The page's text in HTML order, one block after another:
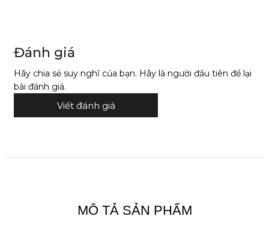
Đánh giá
Hãy chia sẻ suy nghĩ của bạn. Hãy là người đầu tiên để lại
bài đánh giá.
Viết đánh giá
MÔ TẢ SẢN PHẨM